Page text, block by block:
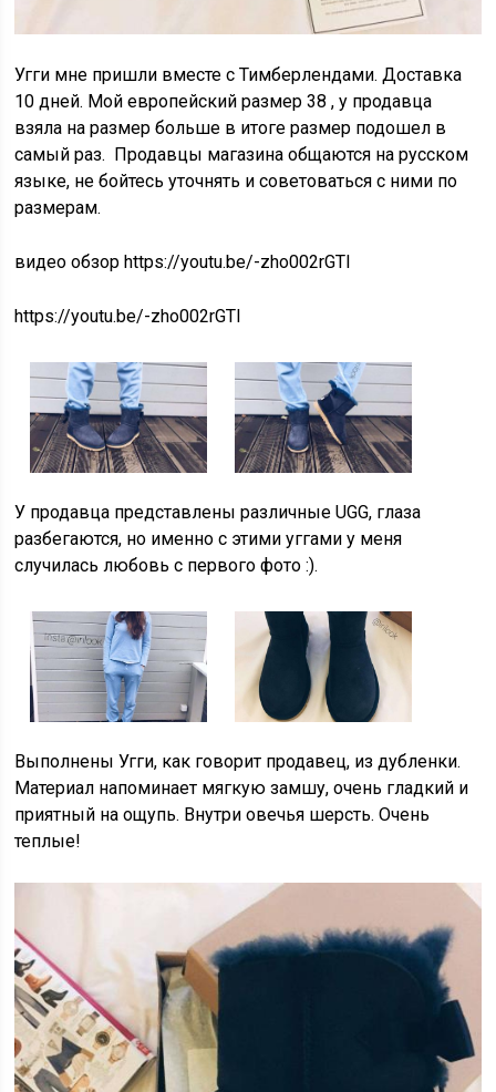
Угги мне пришли вместе с Тимберлендами. Доставка
10 дней. Мой европейский размер 38 , у продавца
взяла на размер больше в итоге размер подошел в
самый раз. Продавцы магазина общаются на русском
языке, не бойтесь уточнять и советоваться с ними по
размерам.
видео обзор https://youtu.be/-zho002rGTI
https://youtu.be/-zho002rGTI
У продавца представлены различные UGG, глаза
разбегаются, но именно с этими уггами у меня
случилась любовь с первого фото :).
Выполнены Угги, как говорит продавец, из дубленки.
Материал напоминает мягкую замшу, очень гладкий и
приятный на ощупь. Внутри овечья шерсть. Очень
теплые!